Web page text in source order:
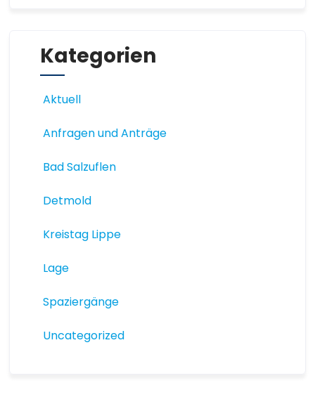
Kategorien
Aktuell
Anfragen und Anträge
Bad Salzuflen
Detmold
Kreistag Lippe
Lage
Spaziergänge
Uncategorized